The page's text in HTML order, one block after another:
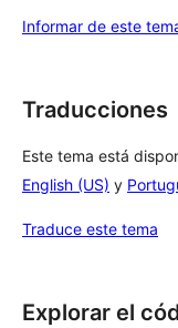
Informar de este
Traducciones
Este tema está
English (US) y
Traduce este tema
Explorar el